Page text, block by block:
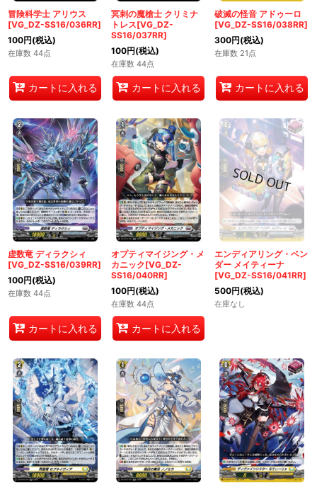
冒険科学士 アリウス
[VG_DZ-SS16/036RR]
100円(税込)
在庫数 44点
カートに入れる
冥刺の魔槍士 クリミナ
トレス[VG_DZ-
SS16/037RR]
100円(税込)
在庫数 44点
カートに入れる
破滅の怪音 アドゥーロ
[VG_DZ-SS16/038RR]
300円(税込)
在庫数 21点
カートに入れる
虚数竜 ディラクシィ
[VG_DZ-SS16/039RR]
100円(税込)
在庫数 44点
カートに入れる
オプティマイジング・メ
カニック[VG_DZ-
SS16/040RR]
100円(税込)
在庫数 44点
カートに入れる
エンディアリング・ベン
ダー メイティーナ
[VG_DZ-SS16/041RR]
500円(税込)
在庫なし